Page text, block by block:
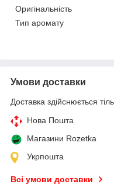
Оригінальність
Тип аромату
Умови доставки
Доставка здійснюється
Нова Пошта
Магазини Rozetka
Укрпошта
Всі умови доставки